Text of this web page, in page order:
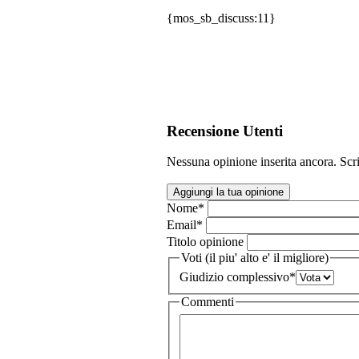
{mos_sb_discuss:11}
Recensione Utenti
Nessuna opinione inserita ancora.
Aggiungi la tua opinione
Nome*
Email*
Titolo opinione
Voti (il piu' alto e' il migliore)
Giudizio complessivo*
Commenti